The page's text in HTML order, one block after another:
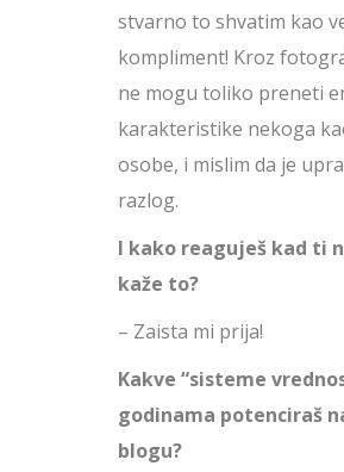
stvarno to shvatim kao
kompliment! Kroz
ne mogu toliko preneti
karakteristike nekoga
osobe, i mislim da je
razlog.
I kako reaguješ kad ti
kaže to?
– Zaista mi prija!
Kakve “sisteme
godinama potenciraš
blogu?